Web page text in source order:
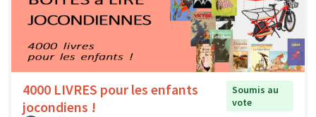
4000 LIVRES pour les enfants
jocondiens !
Soumis au
vote